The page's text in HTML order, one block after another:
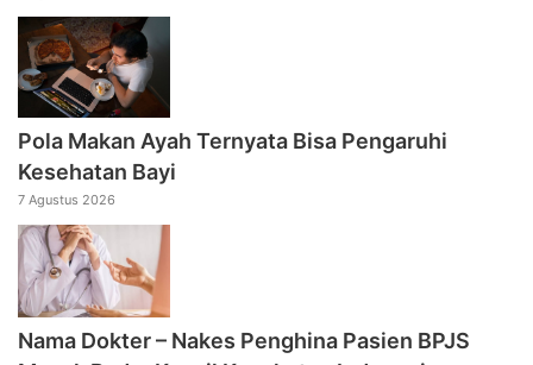
Pola Makan Ayah Ternyata Bisa Pengaruhi
Kesehatan Bayi
7 Agustus 2026
Nama Dokter – Nakes Penghina Pasien BPJS